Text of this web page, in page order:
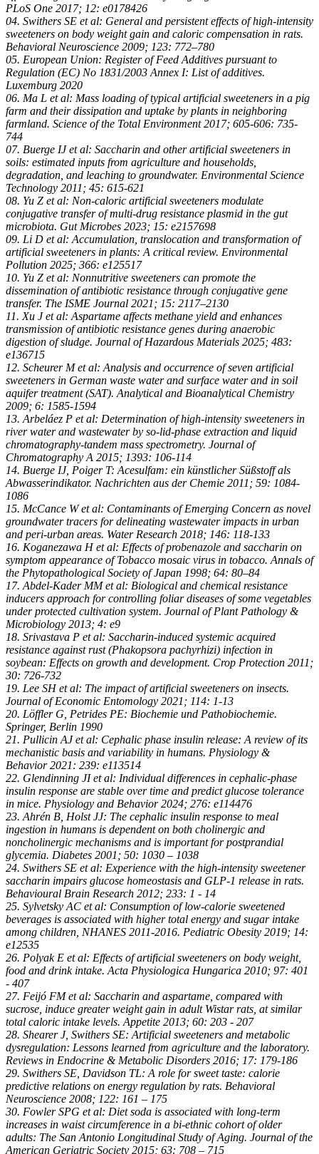
PLoS One 2017; 12: e0178426
04. Swithers SE et al: General and persistent effects of high-intensity
sweeteners on body weight gain and caloric compensation in rats.
Behavioral Neuroscience 2009; 123: 772–780
05. European Union: Register of Feed Additives pursuant to
Regulation (EC) No 1831/2003 Annex I: List of additives.
Luxemburg 2020
06. Ma L et al: Mass loading of typical artificial sweeteners in a pig
farm and their dissipation and uptake by plants in neighboring
farmland. Science of the Total Environment 2017; 605-606: 735-
744
07. Buerge IJ et al: Saccharin and other artificial sweeteners in
soils: estimated inputs from agriculture and households,
degradation, and leaching to groundwater. Environmental Science
Technology 2011; 45: 615-621
08. Yu Z et al: Non-caloric artificial sweeteners modulate
conjugative transfer of multi-drug resistance plasmid in the gut
microbiota. Gut Microbes 2023; 15: e2157698
09. Li D et al: Accumulation, translocation and transformation of
artificial sweeteners in plants: A critical review. Environmental
Pollution 2025; 366: e125517
10. Yu Z et al: Nonnutritive sweeteners can promote the
dissemination of antibiotic resistance through conjugative gene
transfer. The ISME Journal 2021; 15: 2117–2130
11. Xu J et al: Aspartame affects methane yield and enhances
transmission of antibiotic resistance genes during anaerobic
digestion of sludge. Journal of Hazardous Materials 2025; 483:
e136715
12. Scheurer M et al: Analysis and occurrence of seven artificial
sweeteners in German waste water and surface water and in soil
aquifer treatment (SAT). Analytical and Bioanalytical Chemistry
2009; 6: 1585-1594
13. Arbeláez P et al: Determination of high-intensity sweeteners in
river water and wastewater by so-lid-phase extraction and liquid
chromatography-tandem mass spectrometry. Journal of
Chromatography A 2015; 1393: 106-114
14. Buerge IJ, Poiger T: Acesulfam: ein künstlicher Süßstoff als
Abwasserindikator. Nachrichten aus der Chemie 2011; 59: 1084-
1086
15. McCance W et al: Contaminants of Emerging Concern as novel
groundwater tracers for delineating wastewater impacts in urban
and peri-urban areas. Water Research 2018; 146: 118-133
16. Koganezawa H et al: Effects of probenazole and saccharin on
symptom appearance of Tobacco mosaic virus in tobacco. Annals of
the Phytopathological Society of Japan 1998; 64: 80–84
17. Abdel-Kader MM et al: Biological and chemical resistance
inducers approach for controlling foliar diseases of some vegetables
under protected cultivation system. Journal of Plant Pathology &
Microbiology 2013; 4: e9
18. Srivastava P et al: Saccharin-induced systemic acquired
resistance against rust (Phakopsora pachyrhizi) infection in
soybean: Effects on growth and development. Crop Protection 2011;
30: 726-732
19. Lee SH et al: The impact of artificial sweeteners on insects.
Journal of Economic Entomology 2021; 114: 1-13
20. Löffler G, Petrides PE: Biochemie und Pathobiochemie.
Springer, Berlin 1990
21. Pullicin AJ et al: Cephalic phase insulin release: A review of its
mechanistic basis and variability in humans. Physiology &
Behavior 2021: 239: e113514
22. Glendinning JI et al: Individual differences in cephalic-phase
insulin response are stable over time and predict glucose tolerance
in mice. Physiology and Behavior 2024; 276: e114476
23. Ahrén B, Holst JJ: The cephalic insulin response to meal
ingestion in humans is dependent on both cholinergic and
noncholinergic mechanisms and is important for postprandial
glycemia. Diabetes 2001; 50: 1030 – 1038
24. Swithers SE et al: Experience with the high-intensity sweetener
saccharin impairs glucose homeostasis and GLP-1 release in rats.
Behavioural Brain Research 2012; 233: 1 - 14
25. Sylvetsky AC et al: Consumption of low-calorie sweetened
beverages is associated with higher total energy and sugar intake
among children, NHANES 2011-2016. Pediatric Obesity 2019; 14:
e12535
26. Polyak E et al: Effects of artificial sweeteners on body weight,
food and drink intake. Acta Physiologica Hungarica 2010; 97: 401
- 407
27. Feijó FM et al: Saccharin and aspartame, compared with
sucrose, induce greater weight gain in adult Wistar rats, at similar
total caloric intake levels. Appetite 2013; 60: 203 - 207
28. Shearer J, Swithers SE: Artificial sweeteners and metabolic
dysregulation: Lessons learned from agriculture and the laboratory.
Reviews in Endocrine & Metabolic Disorders 2016; 17: 179-186
29. Swithers SE, Davidson TL: A role for sweet taste: calorie
predictive relations on energy regulation by rats. Behavioral
Neuroscience 2008; 122: 161 – 175
30. Fowler SPG et al: Diet soda is associated with long-term
increases in waist circumference in a bi-ethnic cohort of older
adults: The San Antonio Longitudinal Study of Aging. Journal of the
American Geriatric Society 2015; 63: 708 – 715